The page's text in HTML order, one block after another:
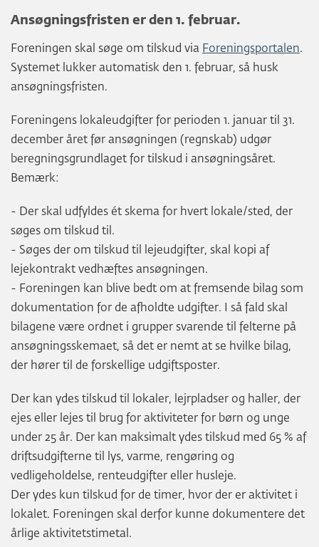
Ansøgningsfristen er den 1. februar.
Foreningen skal søge om tilskud via Foreningsportalen.
Systemet lukker automatisk den 1. februar, så husk
ansøgningsfristen.
Foreningens lokaleudgifter for perioden 1. januar til 31.
december året før ansøgningen (regnskab) udgør
beregningsgrundlaget for tilskud i ansøgningsåret.
Bemærk:
- Der skal udfyldes ét skema for hvert lokale/sted, der
søges om tilskud til.
- Søges der om tilskud til lejeudgifter, skal kopi af
lejekontrakt vedhæftes ansøgningen.
- Foreningen kan blive bedt om at fremsende bilag som
dokumentation for de afholdte udgifter. I så fald skal
bilagene være ordnet i grupper svarende til felterne på
ansøgningsskemaet, så det er nemt at se hvilke bilag,
der hører til de forskellige udgiftsposter.
Der kan ydes tilskud til lokaler, lejrpladser og haller, der
ejes eller lejes til brug for aktiviteter for børn og unge
under 25 år. Der kan maksimalt ydes tilskud med 65 % af
driftsudgifterne til lys, varme, rengøring og
vedligeholdelse, renteudgifter eller husleje.
Der ydes kun tilskud for de timer, hvor der er aktivitet i
lokalet. Foreningen skal derfor kunne dokumentere det
årlige aktivitetstimetal.